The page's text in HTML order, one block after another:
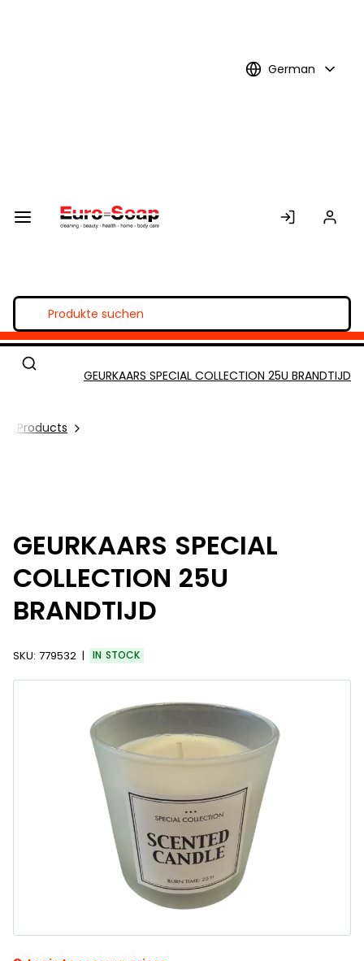
German
All Products
GEURKAARS SPECIAL COLLECTION 25U BRANDTIJD
GEURKAARS SPECIAL
COLLECTION 25U
BRANDTIJD
SKU: 779532 IN STOCK